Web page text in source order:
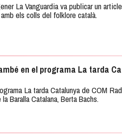
La Vanguardia va publicar un
els colls del folklore català.
en el programa La tarda
La tarda Catalunya de COM
Baralla Catalana, Berta Bachs.